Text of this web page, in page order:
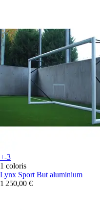
+-3
1 coloris
Lynx Sport But aluminium
1 250,00 €